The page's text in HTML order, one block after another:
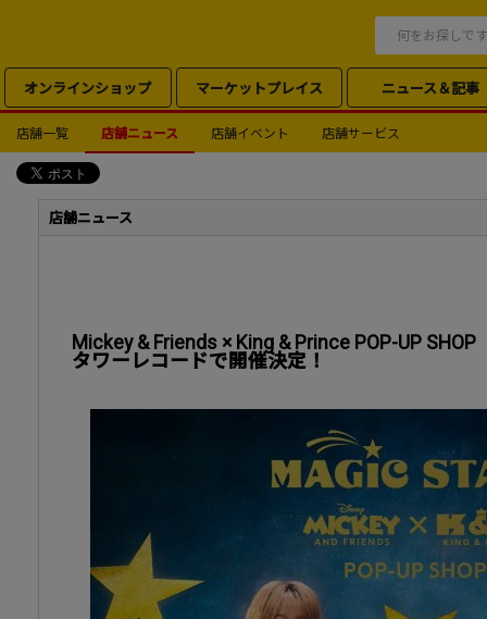
オンラインショップ マーケットプレイス ニュース＆記事
店舗一覧 店舗ニュース 店舗イベント 店舗サービス
店舗ニュース
Mickey & Friends × King & Prince POP-UP
タワーレコードで開催決定！